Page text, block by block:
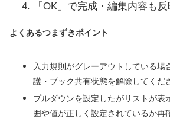
「OK」で完成・編集内容も反
よくあるつまずきポイント
入力規則がグレーアウトしている場
護・ブック共有状態を解除してくだ
プルダウンを設定したがリストが表
囲や値が正しく設定されているか再